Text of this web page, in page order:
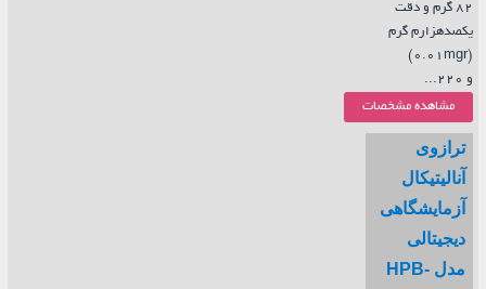
82 گرم و دقت
یکصدهزارم گرم
(0.01mgr)
و 220...
مشاهده مشخصات
ترازوی
آنالیتیکال
آزمایشگاهی
دیجیتالی
مدل HPB-